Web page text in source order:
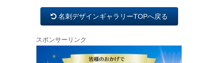
名刺デザインギャラリーTOPへ戻る
スポンサーリンク